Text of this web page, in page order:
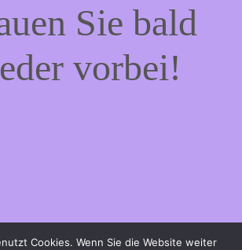
Sie bald
vorbei!
Cookies. Wenn Sie die Website weiter